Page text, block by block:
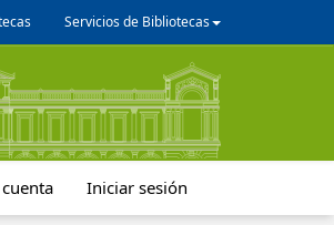
Servicios de Bibliotecas
Iniciar sesión